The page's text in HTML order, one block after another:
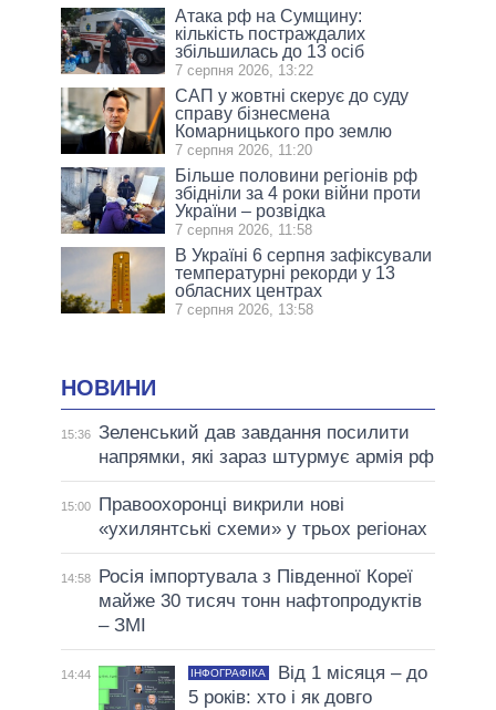
Атака рф на Сумщину:
кількість постраждалих
збільшилась до 13 осіб
7 серпня 2026, 13:22
САП у жовтні скерує до суду
справу бізнесмена
Комарницького про землю
7 серпня 2026, 11:20
Більше половини регіонів рф
збідніли за 4 роки війни проти
України – розвідка
7 серпня 2026, 11:58
В Україні 6 серпня зафіксували
температурні рекорди у 13
обласних центрах
7 серпня 2026, 13:58
НОВИНИ
15:36 Зеленський дав завдання посилити
напрямки, які зараз штурмує армія рф
15:00
Правоохоронці викрили нові
«ухилянтські схеми» у трьох регіонах
14:58
Росія імпортувала з Південної Кореї
майже 30 тисяч тонн нафтопродуктів
– ЗМІ
14:44 ІНФОГРАФІКА
Від 1 місяця – до
5 років: хто і як довго